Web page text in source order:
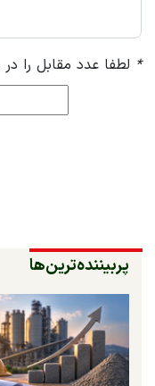
* لطفا عدد مقابل را
پربیننده‌ترین‌ها